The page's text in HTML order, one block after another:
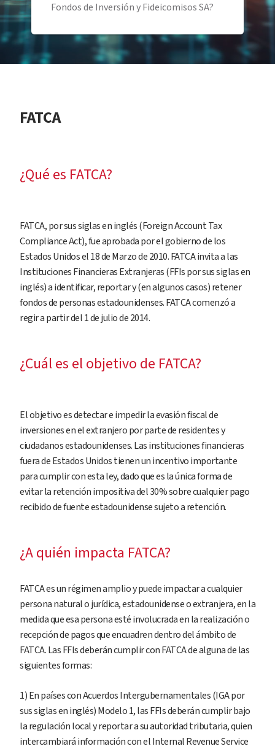
Fondos de Inversión y Fideicomisos SA?
FATCA
¿Qué es FATCA?
FATCA, por sus siglas en inglés (Foreign Account Tax
Compliance Act), fue aprobada por el gobierno de los
Estados Unidos el 18 de Marzo de 2010. FATCA invita a las
Instituciones Financieras Extranjeras (FFIs por sus siglas en
inglés) a identificar, reportar y (en algunos casos) retener
fondos de personas estadounidenses. FATCA comenzó a
regir a partir del 1 de julio de 2014.
¿Cuál es el objetivo de FATCA?
El objetivo es detectar e impedir la evasión fiscal de
inversiones en el extranjero por parte de residentes y
ciudadanos estadounidenses. Las instituciones financieras
fuera de Estados Unidos tienen un incentivo importante
para cumplir con esta ley, dado que es la única forma de
evitar la retención impositiva del 30% sobre cualquier pago
recibido de fuente estadounidense sujeto a retención.
¿A quién impacta FATCA?
FATCA es un régimen amplio y puede impactar a cualquier
persona natural o jurídica, estadounidense o extranjera, en la
medida que esa persona esté involucrada en la realización o
recepción de pagos que encuadren dentro del ámbito de
FATCA. Las FFIs deberán cumplir con FATCA de alguna de las
siguientes formas:
1) En países con Acuerdos Intergubernamentales (IGA por
sus siglas en inglés) Modelo 1, las FFIs deberán cumplir bajo
la regulación local y reportar a su autoridad tributaria, quien
intercambiará información con el Internal Revenue Service